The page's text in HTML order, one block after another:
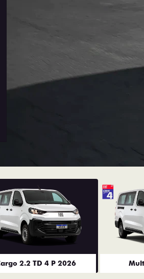
2.2 TD 4 P 2026